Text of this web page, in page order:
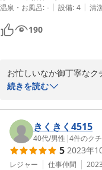
し寒かったですが、良かっ
が付いてしまい、もう少
も良い思い出となりました
温泉・お風呂: - | 設備: 4 | 清
190
お忙しいなか御丁寧な
の件など、なにかとご不
なったようでスタッフ
心して御利用いただけ
しております。有難うご
2023-11-26
続きを読む
きくきく4515
40代/男性 |4件のク
5 2023年
レジャー 仕事仲間